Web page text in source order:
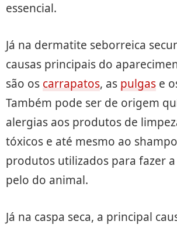
essencial.
Já na dermatite seborreica
causas principais do
são os carrapatos, as pulgas e
Também pode ser de origem
alergias aos produtos de
tóxicos e até mesmo ao
produtos utilizados para fazer
pelo do animal.
Já na caspa seca, a principal